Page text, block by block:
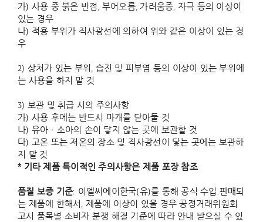
가) 사용 중 붉은 반점, 부어오름, 가려움증, 자극 등의 이상이
있는 경우
나) 적용 부위가 직사광선에 의하여 위와 같은 이상이 있는 경
우
2) 상처가 있는 부위, 습진 및 피부염 등의 이상이 있는 부위에
는 사용을 하지 말 것
3) 보관 및 취급 시의 주의사항
가) 사용 후에는 반드시 마개를 닫아둘 것
나) 유아ㆍ소아의 손이 닿지 않는 곳에 보관할 것
다) 고온 또는 저온의 장소 및 직사광선이 닿는 곳에는 보관하
지 말 것
* 기타 제품 특이적인 주의사항은 제품 포장 참조
품질 보증 기준: 이엘씨에이한국(유)를 통해 공식 수입.판매되
는 제품에 한해서, 제품에 이상이 있을 경우 공정거래위원회
고시 품목별 소비자 분쟁 해결 기준에 따라 안내 받으실 수 있